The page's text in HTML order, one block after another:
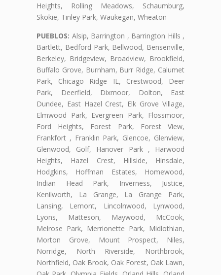
Heights, Rolling Meadows, Schaumburg,
Skokie, Tinley Park, Waukegan, Wheaton
PUEBLOS: Alsip, Barrington , Barrington Hills ,
Bartlett, Bedford Park, Bellwood, Bensenville,
Berkeley, Bridgeview, Broadview, Brookfield,
Buffalo Grove, Burnham, Burr Ridge, Calumet
Park, Chicago Ridge IL, Crestwood, Deer
Park, Deerfield, Dixmoor, Dolton, East
Dundee, East Hazel Crest, Elk Grove Village,
Elmwood Park, Evergreen Park, Flossmoor,
Ford Heights, Forest Park, Forest View,
Frankfort , Franklin Park, Glencoe, Glenview,
Glenwood, Golf, Hanover Park , Harwood
Heights, Hazel Crest, Hillside, Hinsdale,
Hodgkins, Hoffman Estates, Homewood,
Indian Head Park, Inverness, Justice,
Kenilworth, La Grange, La Grange Park,
Lansing, Lemont, Lincolnwood, Lynwood,
Lyons, Matteson, Maywood, McCook,
Melrose Park, Merrionette Park, Midlothian,
Morton Grove, Mount Prospect, Niles,
Norridge, North Riverside, Northbrook,
Northfield, Oak Brook, Oak Forest, Oak Lawn,